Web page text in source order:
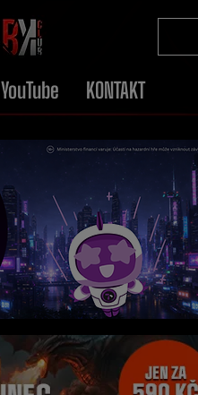
YouTube KONTAKT